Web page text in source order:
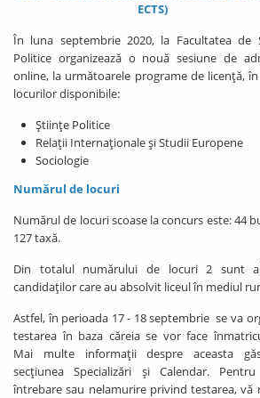
ECTS)
În luna septembrie 2020, la Facultatea de
Politice organizează o nouă sesiune de
online, la următoarele programe de licență,
locurilor disponibile:
Științe Politice
Relații Internaționale și Studii Europene
Sociologie
Numărul de locuri
Numărul de locuri scoase la concurs este: 44
127 taxă.
Din totalul numărului de locuri 2 sunt
candidaților care au absolvit liceul în mediul
Astfel, în perioada 17 - 18 septembrie se va
testarea în baza căreia se vor face
Mai multe informații despre aceasta
secțiunea Specializări și Calendar.
întrebare sau nelamurire privind testarea, vă